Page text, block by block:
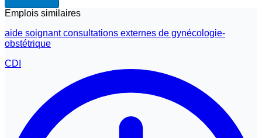
Emplois similaires
aide soignant consultations externes de gynécologie-
obstétrique
CDI